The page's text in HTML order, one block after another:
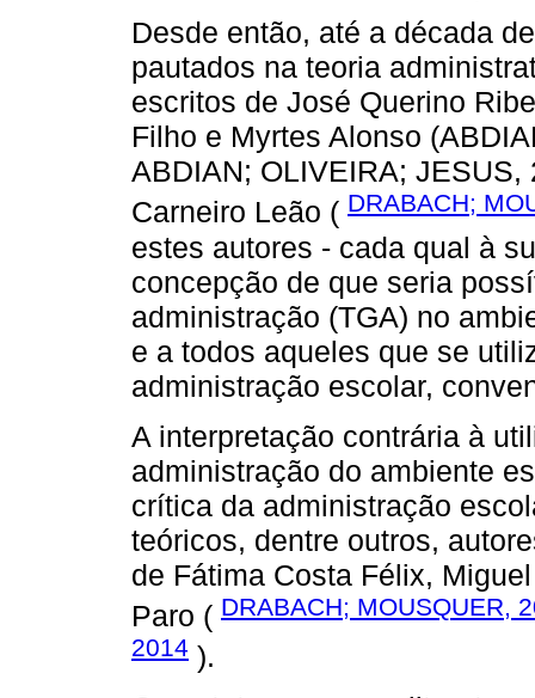
Desde então, até a década
pautados na teoria
escritos de José Querino
Filho e Myrtes Alonso
ABDIAN; OLIVEIRA;
Carneiro Leão ( DRABACH;
estes autores - cada qual à
concepção de que seria
administração (TGA) no
e a todos aqueles que se
administração escolar,
A interpretação contrária à
administração do ambiente
crítica da administração
teóricos, dentre outros,
de Fátima Costa Félix,
Paro ( DRABACH; MOUSQUER,
2014 ).